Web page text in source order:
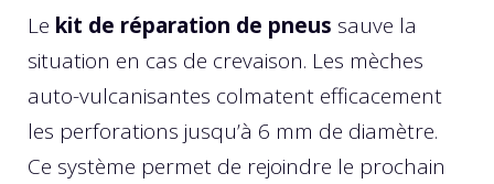
Le kit de réparation de pneus sauve la
situation en cas de crevaison. Les mèches
auto-vulcanisantes colmatent efficacement
les perforations jusqu’à 6 mm de diamètre.
Ce système permet de rejoindre le prochain